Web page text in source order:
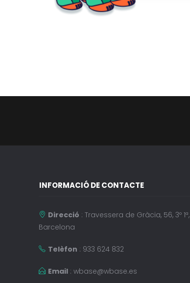
INFORMACIÓ DE CONTACTE
Direcció : Travessera de Gràcia, 56, 3º 1ª,
Barcelona
Telèfon : 933 624 832
Email : wbase@wbase.es